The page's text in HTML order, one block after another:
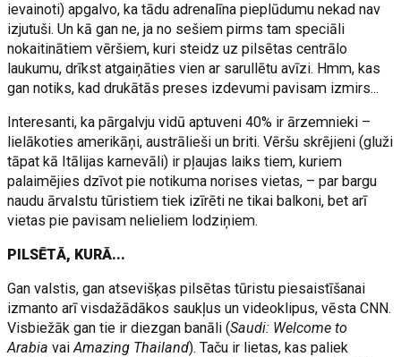
ievainoti) apgalvo, ka tādu adrenalīna pieplūdumu nekad nav
izjutuši. Un kā gan ne, ja no sešiem pirms tam speciāli
nokaitinātiem vēršiem, kuri steidz uz pilsētas centrālo
laukumu, drīkst atgaiņāties vien ar sarullētu avīzi. Hmm, kas
gan notiks, kad drukātās preses izdevumi pavisam izmirs...
Interesanti, ka pārgalvju vidū aptuveni 40% ir ārzemnieki –
lielākoties amerikāņi, austrālieši un briti. Vēršu skrējieni (gluži
tāpat kā Itālijas karnevāli) ir pļaujas laiks tiem, kuriem
palaimējies dzīvot pie notikuma norises vietas, – par bargu
naudu ārvalstu tūristiem tiek izīrēti ne tikai balkoni, bet arī
vietas pie pavisam nelieliem lodziņiem.
PILSĒTĀ, KURĀ...
Gan valstis, gan atsevišķas pilsētas tūristu piesaistīšanai
izmanto arī visdažādākos saukļus un videoklipus, vēsta CNN.
Visbiežāk gan tie ir diezgan banāli (Saudi: Welcome to
ArabiavaiAmazing Thailand). Taču ir lietas, kas paliek